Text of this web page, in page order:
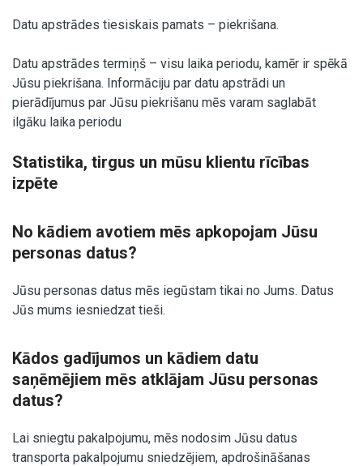
Datu apstrādes tiesiskais pamats – piekrišana.
Datu apstrādes termiņš – visu laika periodu, kamēr ir spēkā
Jūsu piekrišana. Informāciju par datu apstrādi un
pierādījumus par Jūsu piekrišanu mēs varam saglabāt
ilgāku laika periodu
Statistika, tirgus un mūsu klientu rīcības
izpēte
No kādiem avotiem mēs apkopojam Jūsu
personas datus?
Jūsu personas datus mēs iegūstam tikai no Jums. Datus
Jūs mums iesniedzat tieši.
Kādos gadījumos un kādiem datu
saņēmējiem mēs atklājam Jūsu personas
datus?
Lai sniegtu pakalpojumu, mēs nodosim Jūsu datus
transporta pakalpojumu sniedzējiem, apdrošināšanas